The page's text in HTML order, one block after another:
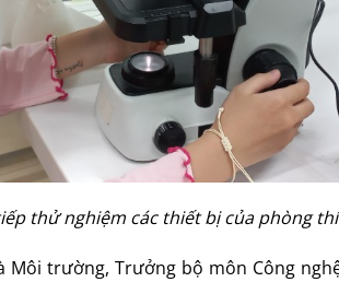
thử nghiệm các thiết bị của phòng
Môi trường, Trưởng bộ môn Công